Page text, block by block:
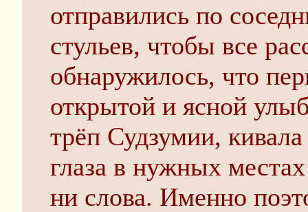
отправились по
стульев, чтобы все
обнаружилось, что
открытой и ясной
трёп Судзумии,
глаза в нужных
ни слова. Именно